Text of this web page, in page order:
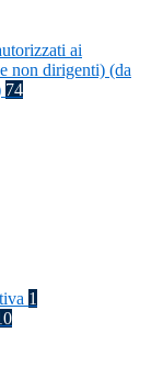
ai
non dirigenti) (da
74
1